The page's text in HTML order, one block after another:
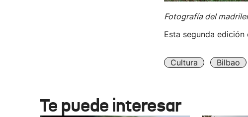
Fotografía del
Esta segunda
Cultura Bilbao
Te puede interesar